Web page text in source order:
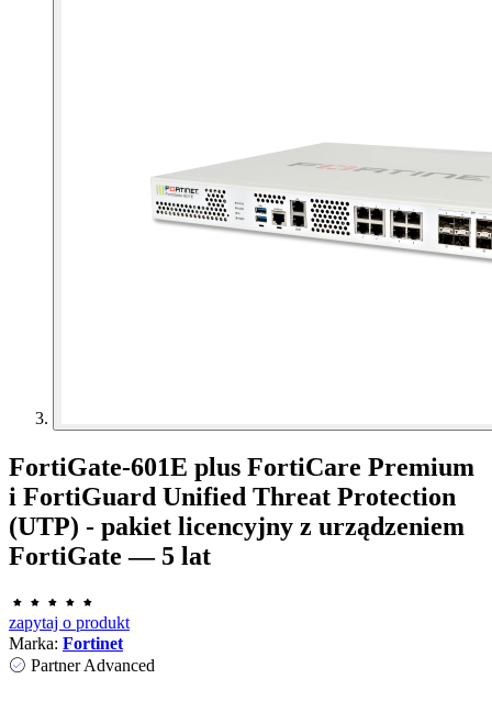
FortiGate-601E plus FortiCare Premium
i FortiGuard Unified Threat Protection
(UTP) - pakiet licencyjny z urządzeniem
FortiGate — 5 lat
zapytaj o produkt
Marka: Fortinet
Partner Advanced